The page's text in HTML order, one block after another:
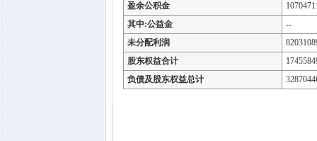
盈余公积金
其中:公益金
--
未分配利润
股东权益合计
负债及股东权益总计